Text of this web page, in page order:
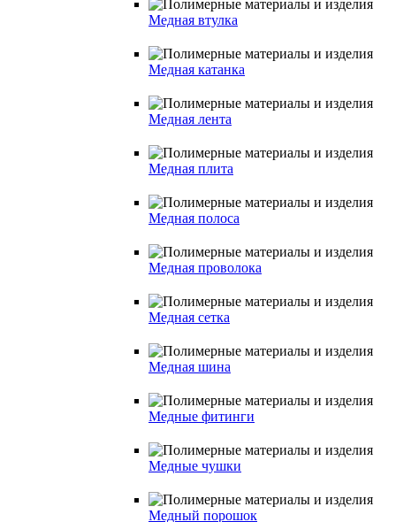
Медная втулка
Медная катанка
Медная лента
Медная плита
Медная полоса
Медная проволока
Медная сетка
Медная шина
Медные фитинги
Медные чушки
Медный порошок